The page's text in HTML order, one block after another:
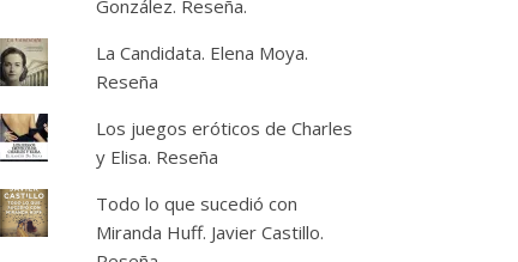
González. Reseña.
La Candidata. Elena Moya.
Reseña
Los juegos eróticos de Charles
y Elisa. Reseña
Todo lo que sucedió con
Miranda Huff. Javier Castillo.